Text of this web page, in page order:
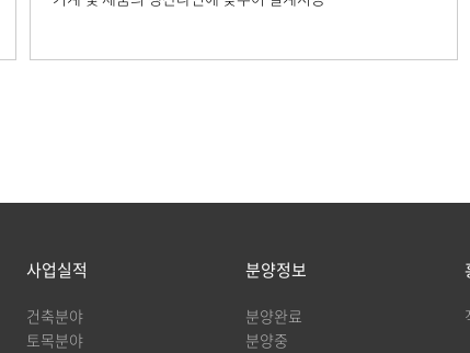
사업실적
건축분야
토목분야
분양정보
분양완료
분양중